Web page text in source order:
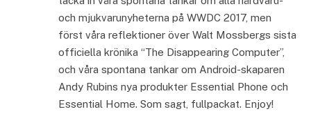
och mjukvarunyheterna på WWDC 2017, men
först våra reflektioner över Walt Mossbergs sista
officiella krönika “The Disappearing Computer”,
och våra spontana tankar om Android-skaparen
Andy Rubins nya produkter Essential Phone och
Essential Home. Som sagt, fullpackat. Enjoy!